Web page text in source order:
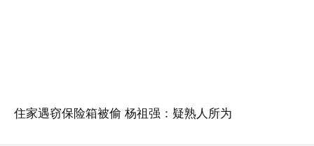
住家遇窃保险箱被偷 杨祖强：疑熟人所为